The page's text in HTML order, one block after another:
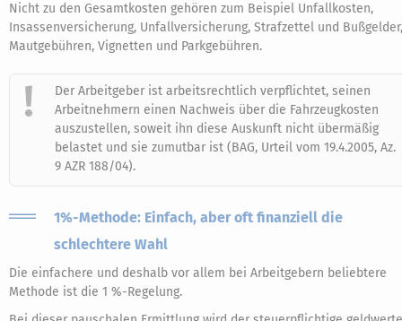
Nicht zu den Gesamtkosten gehören zum Beispiel Unfallkosten,
Insassenversicherung, Unfallversicherung, Strafzettel und Bußgelder,
Mautgebühren, Vignetten und Parkgebühren.
Der Arbeitgeber ist arbeitsrechtlich verpflichtet, seinen
Arbeitnehmern einen Nachweis über die Fahrzeugkosten
auszustellen, soweit ihn diese Auskunft nicht übermäßig
belastet und sie zumutbar ist (BAG, Urteil vom 19.4.2005, Az.
9 AZR 188/04).
1%-Methode: Einfach, aber oft finanziell die
schlechtere Wahl
Die einfachere und deshalb vor allem bei Arbeitgebern beliebtere
Methode ist die 1 %-Regelung.